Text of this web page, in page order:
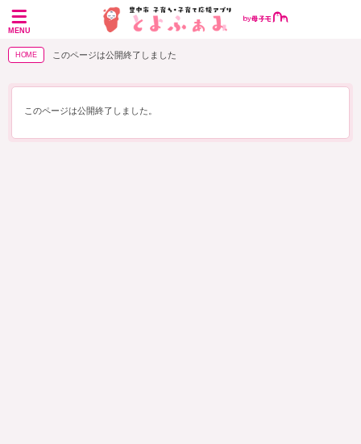
MENU
HOME このページは公開終了しました
このページは公開終了しました。